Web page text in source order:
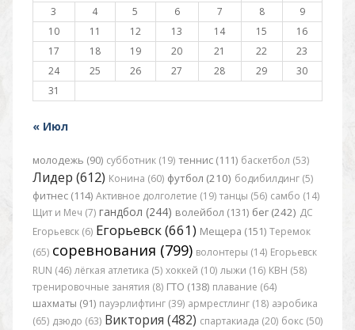
3
4 5 6 7 8
9
10
11 12 13 14 15
16
17
18 19 20 21 22
23
24
25 26 27 28 29
30
31
« Июл
молодежь (90) субботник (19) теннис (111) баскетбол (53)
Лидер (612) Конина (60) футбол (210) бодибилдинг (5)
фитнес (114) Активное долголетие (19) танцы (56) самбо (14)
Щит и Меч (7) гандбол (244) волейбол (131) бег (242) ДС
Егорьевск (6) Егорьевск (661) Мещера (151) Теремок
(65) соревнования (799) волонтеры (14) Егорьевск
RUN (46) лёгкая атлетика (5) хоккей (10) лыжи (16) КВН (58)
тренировочные занятия (8) ГТО (138) плавание (64)
шахматы (91) пауэрлифтинг (39) армрестлинг (18) аэробика
(65) дзюдо (63) Виктория (482) спартакиада (20) бокс (50)